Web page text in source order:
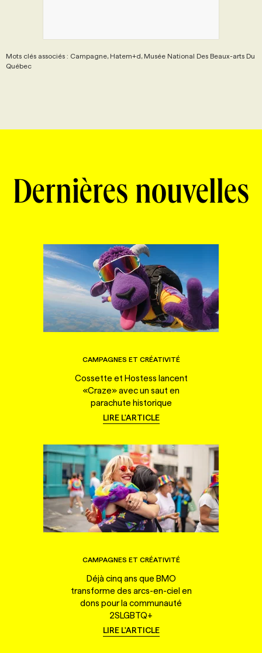
Mots clés associés : Campagne, Hatem+d, Musée National Des Beaux-arts Du
Québec
Dernières nouvelles
CAMPAGNES ET CRÉATIVITÉ
Cossette et Hostess lancent
«Craze» avec un saut en
parachute historique
LIRE L'ARTICLE
CAMPAGNES ET CRÉATIVITÉ
Déjà cinq ans que BMO
transforme des arcs-en-ciel en
dons pour la communauté
2SLGBTQ+
LIRE L'ARTICLE